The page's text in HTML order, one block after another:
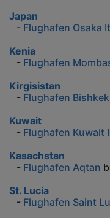
Japan
- Flughafen Osaka
Kenia
- Flughafen
Kirgisistan
- Flughafen Bishkek
Kuwait
- Flughafen Kuwait
Kasachstan
- Flughafen Aqtan
St. Lucia
- Flughafen Saint